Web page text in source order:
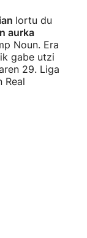
lortu du
aurka
Noun. Era
gabe utzi
29. Liga
Real